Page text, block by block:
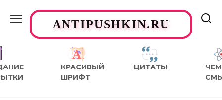
содержаниюANTIPUSHKIN.RU
КРАСИВЫЙ
ШРИФТ
ЦИТАТЫ
ЧЕМ